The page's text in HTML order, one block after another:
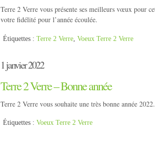
Terre 2 Verre vous présente ses meilleurs vœux pour
votre fidélité pour l’année écoulée.
Étiquettes : Terre 2 Verre Voeux Terre 2 Verre
1 janvier 2022
Terre 2 Verre – Bonne année
Terre 2 Verre vous souhaite une très bonne année 2022.
Étiquettes : Voeux Terre 2 Verre